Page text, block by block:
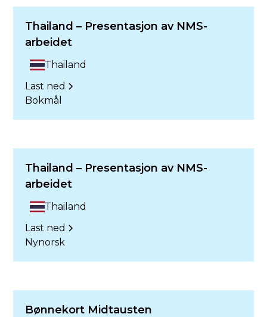
Thailand – Presentasjon av NMS-
arbeidet
Thailand
Last ned
Bokmål
Thailand – Presentasjon av NMS-
arbeidet
Thailand
Last ned
Nynorsk
Bønnekort Midtausten